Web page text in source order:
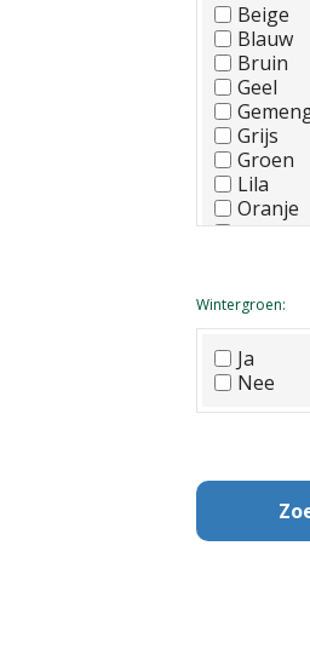
Beige
Blauw
Bruin
Geel
Grijs
Groen
Lila
Oranje
Paars
Wit
Zwart
Wintergroen:
Ja
Nee